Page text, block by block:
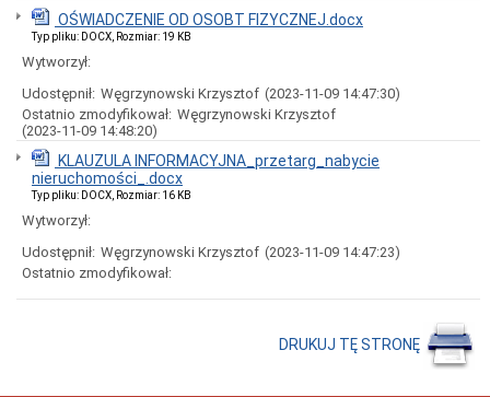
Rada
Miejska
2023
Rada
Miejska
2014-
2018
Młodzieżowa
Rada
Miejska
2010-
OŚWIADCZENIE OD OSOBT FIZYCZNEJ.docx
Typ pliku: DOCX, Rozmiar: 19 KB
Wytworzył:
Udostępnił: Węgrzynowski Krzysztof (2023-11-09 14:47:30)
Ostatnio zmodyfikował: Węgrzynowski Krzysztof
(2023-11-09 14:48:20)
KLAUZULA INFORMACYJNA_przetarg_nabycie
nieruchomości_.docx
Typ pliku: DOCX, Rozmiar: 16 KB
Wytworzył:
Udostępnił: Węgrzynowski Krzysztof (2023-11-09 14:47:23)
Ostatnio zmodyfikował:
DRUKUJ TĘ STRONĘ